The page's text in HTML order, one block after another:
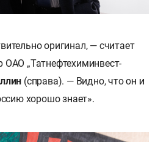
оригинал, — считает
ОАО „Татнефтехиминвест-
(справа). — Видно, что он и
хорошо знает».